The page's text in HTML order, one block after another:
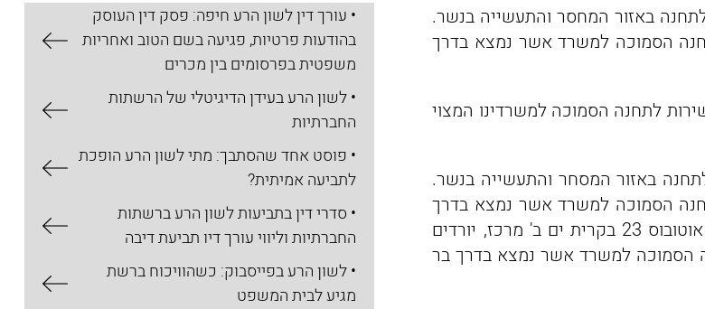
מוצקין לנשר: עולים על קו אוטובוס מספר 143 עד לתחנה באזור המחסר והתעשייה בנשר.
אוטובוס מספר 76, 73א, 27, 72, 110, עד לתחנה הסמוכה למשרד אשר נמצא בדרך
מקרית אתא מרכז, לנשר: עולים על קו אוטובוס מספר 27 ישירות לתחנה הסמוכה למשרדינו המצוי
חיים, לנשר: עולים על קו אוטובוס מספר 143 עד לתחנה באזור המסחר והתעשייה בנשר.
אוטובוס מספר 76, 73א, 27, 72, 110, עד לתחנה הסמוכה למשרד אשר נמצא בדרך
בר יהודה 52, (בית עופר). הגעה מקרית ים, לנשר: עולים על קו אוטובוס 23 בקרית ים ב' מרכז, יורדים
לוקחים קו אוטובוס מספר 27 עד לתחנה הסמוכה למשרד אשר נמצא בדרך בר
• עורך דין לשון הרע חיפה: פסק דין העוסק
בהודעות פרטיות, פגיעה בשם הטוב ואחריות
משפטית בפרסומים בין מכרים
• לשון הרע בעידן הדיגיטלי של הרשתות
החברתיות
• פוסט אחד שהסתבך: מתי לשון הרע הופכת
לתביעה אמיתית?
• סדרי דין בתביעות לשון הרע ברשתות
החברתיות וליווי עורך דיו תביעת דיבה
• לשון הרע בפייסבוק: כשהוויכוח ברשת
מגיע לבית המשפט